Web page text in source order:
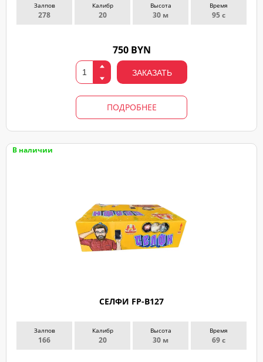
Залпов
278
Калибр
20
Высота
30 м
Время
95 с
750 BYN
ЗАКАЗАТЬ
ПОДРОБНЕЕ
В наличии
СЕЛФИ FP-B127
Залпов
166
Калибр
20
Высота
30 м
Время
69 с